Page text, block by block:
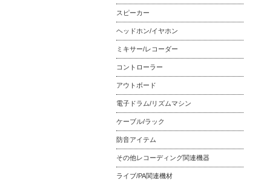
スピーカー
ヘッドホン/イヤホン
ミキサー/レコーダー
コントローラー
アウトボード
電子ドラム/リズムマシン
ケーブル/ラック
防音アイテム
その他レコーディング関連機器
ライブ/PA関連機材